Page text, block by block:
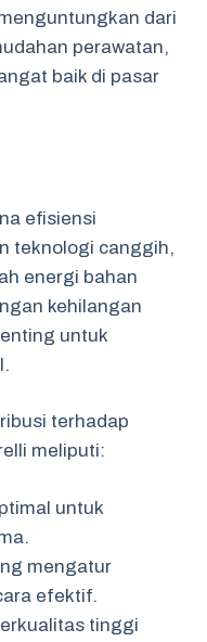
dari
perawatan,
baik di pasar
efisiensi
teknologi canggih,
energi bahan
kehilangan
untuk
terhadap
meliputi:
untuk
mengatur
efektif.
tinggi